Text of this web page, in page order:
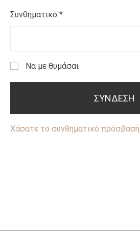
Συνθηματικό *
Να με θυμάσαι
ΣΎΝΔΕΣΗ
Χάσατε το συνθηματικό